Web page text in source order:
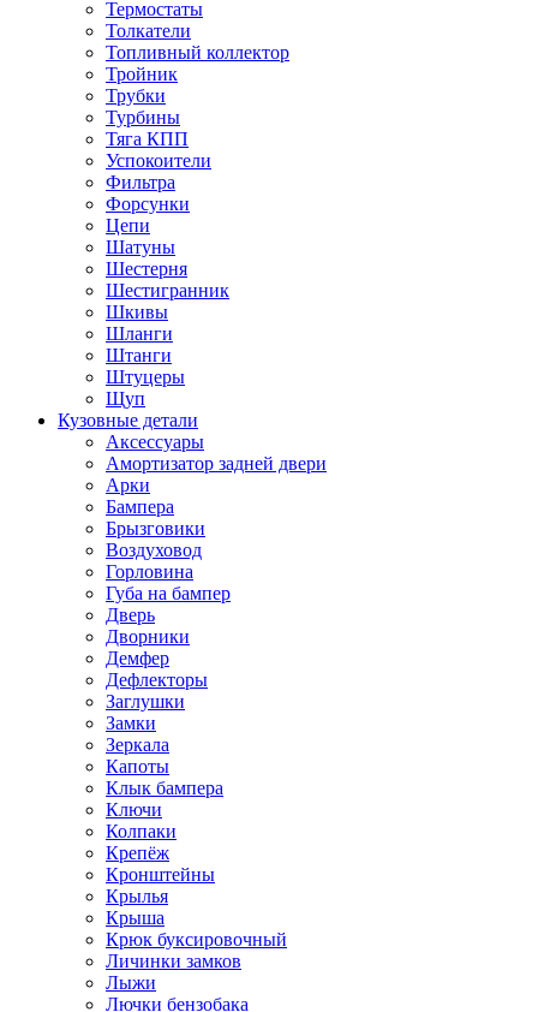
Термостаты
Толкатели
Топливный коллектор
Тройник
Трубки
Турбины
Тяга КПП
Успокоители
Фильтра
Форсунки
Цепи
Шатуны
Шестерня
Шестигранник
Шкивы
Шланги
Штанги
Штуцеры
Щуп
Кузовные детали
Аксессуары
Амортизатор задней двери
Арки
Бампера
Брызговики
Воздуховод
Горловина
Губа на бампер
Дверь
Дворники
Демфер
Дефлекторы
Заглушки
Замки
Зеркала
Капоты
Клык бампера
Ключи
Колпаки
Крепёж
Кронштейны
Крылья
Крыша
Крюк буксировочный
Личинки замков
Лыжи
Лючки бензобака